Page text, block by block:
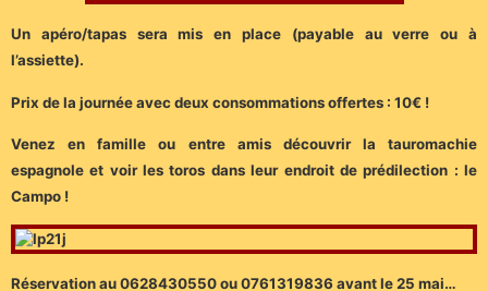
Un apéro/tapas sera mis en place (payable au verre ou à
l’assiette).
Prix de la journée avec deux consommations offertes : 10€ !
Venez en famille ou entre amis découvrir la tauromachie
espagnole et voir les toros dans leur endroit de prédilection : le
Campo !
Réservation au 0628430550 ou 0761319836 avant le 25 mai…